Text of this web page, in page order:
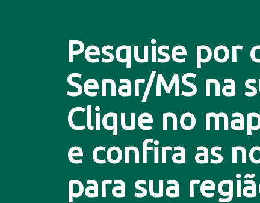
Pesquise por
Senar/MS na
Clique no
e confira as
para sua